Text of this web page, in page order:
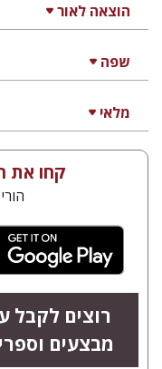
הוצאה לאור
שפה
מלאי
קחו את
רוצים לקבל
מבצעים